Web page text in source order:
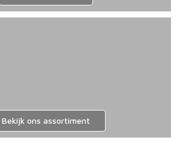
Bekijk ons assortiment